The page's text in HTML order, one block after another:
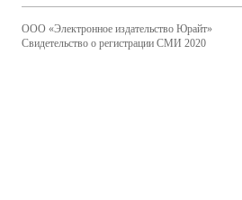
ООО «Электронное издательство Юрайт»
Свидетельство о регистрации СМИ 2020